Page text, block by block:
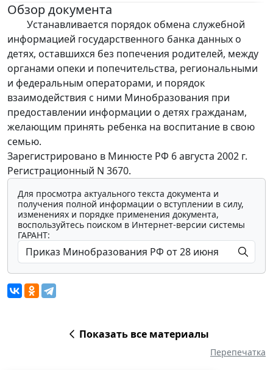
Обзор документа
Устанавливается порядок обмена служебной
информацией государственного банка данных о
детях, оставшихся без попечения родителей, между
органами опеки и попечительства, региональными
и федеральным операторами, и порядок
взаимодействия с ними Минобразования при
предоставлении информации о детях гражданам,
желающим принять ребенка на воспитание в свою
семью.
Зарегистрировано в Минюсте РФ 6 августа 2002 г.
Регистрационный N 3670.
Для просмотра актуального текста документа и
получения полной информации о вступлении в силу,
изменениях и порядке применения документа,
воспользуйтесь поиском в Интернет-версии системы
ГАРАНТ:
Показать все материалы
Перепечатка